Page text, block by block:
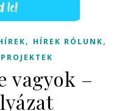
, HÍREK RÓLUNK,
vagyok –